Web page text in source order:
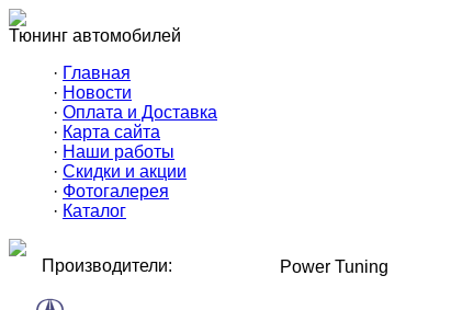
Тюнинг автомобилей
· Главная
· Новости
· Оплата и Доставка
· Карта сайта
· Наши работы
· Скидки и акции
· Фотогалерея
· Каталог
Производители: Power Tuning